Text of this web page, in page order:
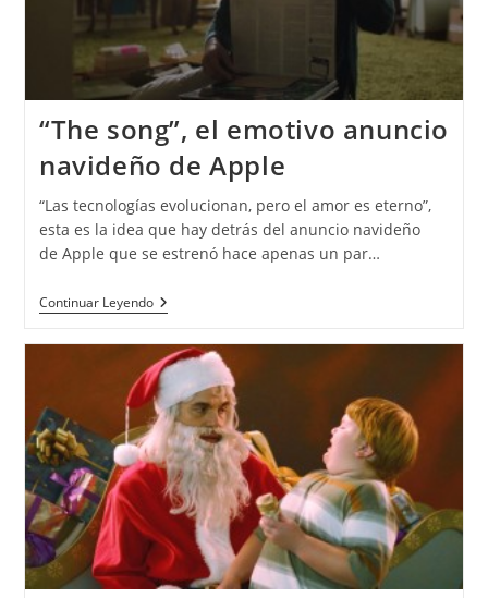
“The song”, el emotivo anuncio
navideño de Apple
“Las tecnologías evolucionan, pero el amor es eterno”,
esta es la idea que hay detrás del anuncio navideño
de Apple que se estrenó hace apenas un par…
Continuar Leyendo